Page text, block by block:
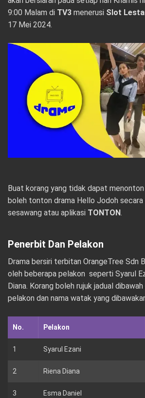
9:00 Malam di TV3menerusiSlot
17 Mei 2024.
Buat korang yang tidak dapat
boleh tonton drama Hello Jodoh secara
sesawang atau aplikasi TONTON.
Penerbit Dan Pelakon
Drama bersiri terbitan OrangeTree Sdn
oleh beberapa pelakon seperti Syarul
Diana. Korang boleh rujuk jadual
pelakon dan nama watak yang
No. Pelakon
1 Syarul Ezani
2 Riena Diana
3 Esma Daniel